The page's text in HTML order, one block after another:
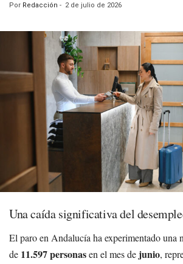
Por Redacción - 2 de julio de 2026
Una caída significativa del
El paro en Andalucía ha experimentado una
de 11.597 personasen el mes de junio,